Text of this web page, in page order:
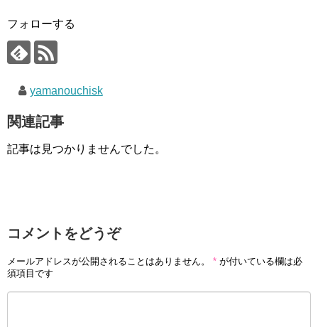
フォローする
yamanouchisk
関連記事
記事は見つかりませんでした。
コメントをどうぞ
メールアドレスが公開されることはありません。 * が付いている欄は必
須項目です